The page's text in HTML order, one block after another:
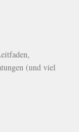
(und viel